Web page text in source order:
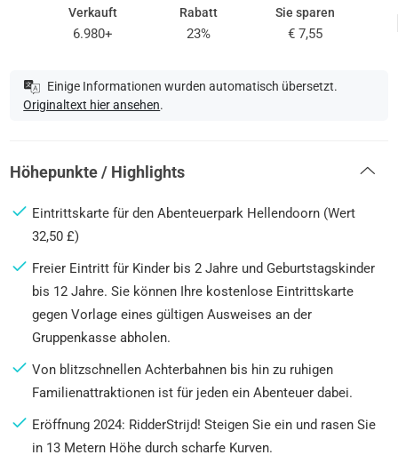
Verkauft
6.980+
Rabatt
23%
Sie sparen
€ 7,55
Einige Informationen wurden automatisch übersetzt.
Originaltext hier ansehen.
Höhepunkte / Highlights
Eintrittskarte für den Abenteuerpark Hellendoorn (Wert
32,50 £)
Freier Eintritt für Kinder bis 2 Jahre und Geburtstagskinder
bis 12 Jahre. Sie können Ihre kostenlose Eintrittskarte
gegen Vorlage eines gültigen Ausweises an der
Gruppenkasse abholen.
Von blitzschnellen Achterbahnen bis hin zu ruhigen
Familienattraktionen ist für jeden ein Abenteuer dabei.
Eröffnung 2024: RidderStrijd! Steigen Sie ein und rasen Sie
in 13 Metern Höhe durch scharfe Kurven.